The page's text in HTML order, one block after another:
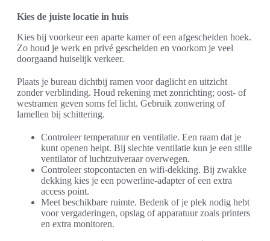
Kies de juiste locatie in huis
Kies bij voorkeur een aparte kamer of een afgescheiden hoek.
Zo houd je werk en privé gescheiden en voorkom je veel
doorgaand huiselijk verkeer.
Plaats je bureau dichtbij ramen voor daglicht en uitzicht
zonder verblinding. Houd rekening met zonrichting; oost- of
westramen geven soms fel licht. Gebruik zonwering of
lamellen bij schittering.
Controleer temperatuur en ventilatie. Een raam dat je
kunt openen helpt. Bij slechte ventilatie kun je een stille
ventilator of luchtzuiveraar overwegen.
Controleer stopcontacten en wifi-dekking. Bij zwakke
dekking kies je een powerline-adapter of een extra
access point.
Meet beschikbare ruimte. Bedenk of je plek nodig hebt
voor vergaderingen, opslag of apparatuur zoals printers
en extra monitoren.